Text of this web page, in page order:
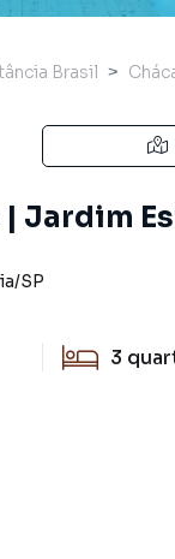
Brasil
| Jardim
/SP
3